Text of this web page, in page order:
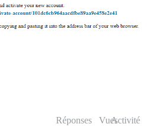
Réponses VuesActivité